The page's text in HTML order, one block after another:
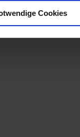
Cookies